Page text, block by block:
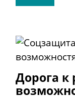
Дорога